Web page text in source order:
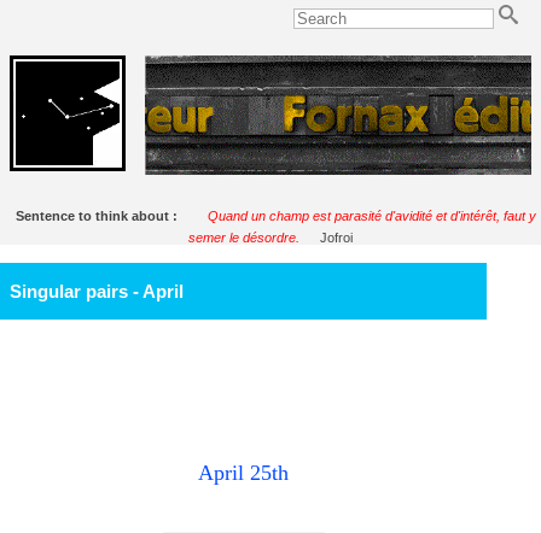
Sentence to think about :
Quand un champ est parasité d'avidité et d'intérêt, faut y
semer le désordre.
Jofroi
Singular pairs - April
April 25th